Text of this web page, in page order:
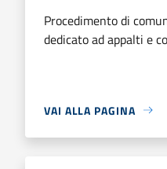
Procedimento di
dedicato ad appalti e
VAI ALLA PAGINA